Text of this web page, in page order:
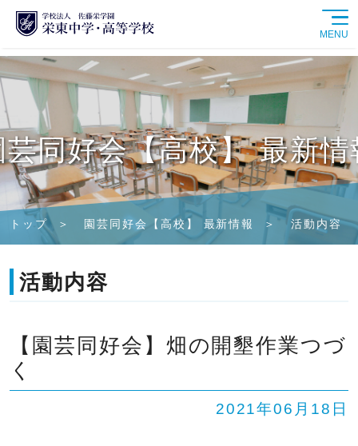
MENU
SHIP 卒業生の方へ 交通案内
学校紹介
中学校
高等学校
学校生活
進路情報
芸同好会【高校】 最新情
トップ 園芸同好会【高校】 最新情報 活動内容
活動内容
【園芸同好会】畑の開墾作業つづ
く
2021年06月18日